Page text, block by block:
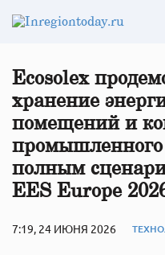
Ecosolex
хранение
помещений и
промышленного
полным
EES Europe
7:19, 24 ИЮНЯ 2026